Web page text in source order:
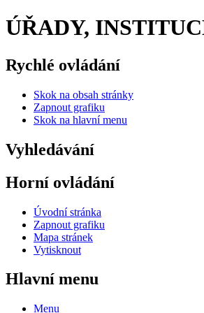
ÚŘADY,
Rychlé ovládání
Skok na obsah stránky
Zapnout grafiku
Skok na hlavní menu
Vyhledávání
Horní ovládání
Úvodní stránka
Zapnout grafiku
Mapa stránek
Vytisknout
Hlavní menu
Menu